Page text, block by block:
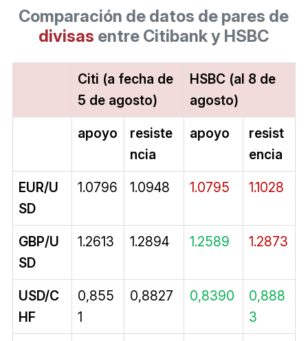
Comparación de datos de pares de
divisas entre Citibank y HSBC
Citi (a fecha de
5 de agosto)
HSBC (al 8 de
agosto)
apoyo
resiste
ncia
apoyo
resist
encia
EUR/U
SD
1.0796 1.0948 1.0795 1.1028
GBP/U
SD
1.2613 1.2894 1.2589 1.2873
USD/C
HF
0,855
1
0,8827 0,8390
0,888
3